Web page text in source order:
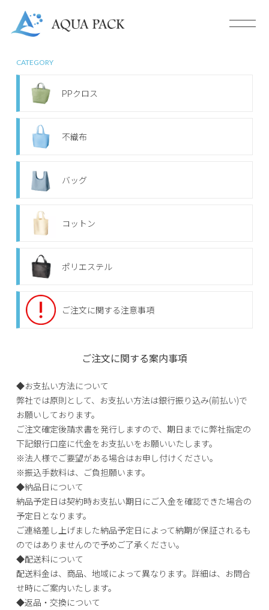
CATEGORY
PPクロス
不織布
バッグ
コットン
ポリエステル
ご注文に関する注意事項
ご注文に関する案内事項
◆お支払い方法について
弊社では原則として、お支払い方法は銀行振り込み(前払い)で
お願いしております。
ご注文確定後請求書を発行しますので、期日までに弊社指定の
下記銀行口座に代金をお支払いをお願いいたします。
※法人様でご要望がある場合はお申し付けください。
※振込手数料は、ご負担願います。
◆納品日について
納品予定日は契約時お支払い期日にご入金を確認できた場合の
予定日となります。
ご連絡差し上げました納品予定日によって納期が保証されるも
のではありませんので予めご了承ください。
◆配送料について
配送料金は、商品、地域によって異なります。詳細は、お問合
せ時にご案内いたします。
◆返品・交換について